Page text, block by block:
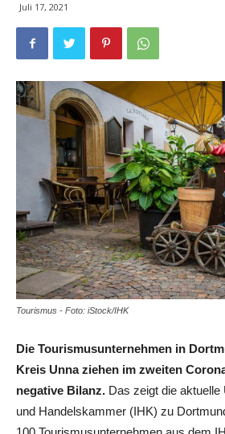
Juli 17, 2021
Tourismus - Foto: iStock/IHK
Die Tourismusunternehmen in
Kreis Unna ziehen im zweiten
negative Bilanz. Das zeigt die
und Handelskammer (IHK) zu